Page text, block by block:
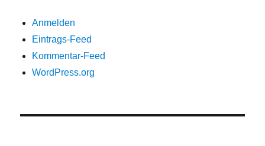
Anmelden
Eintrags-Feed
Kommentar-Feed
WordPress.org